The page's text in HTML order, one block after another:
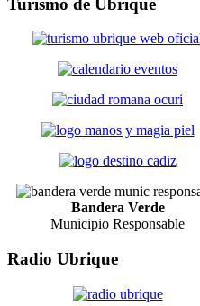
Turismo de Ubrique
Bandera Verde
Municipio Responsable
Radio Ubrique